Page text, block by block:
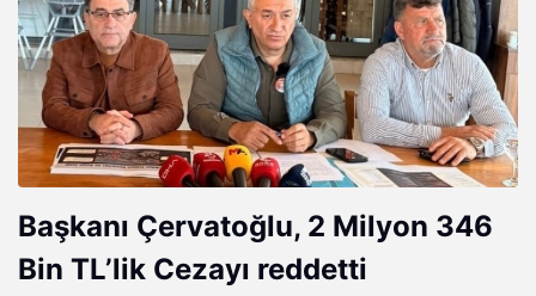
Başkanı Çervatoğlu, 2 Milyon 346
Bin TL’lik Cezayı reddetti